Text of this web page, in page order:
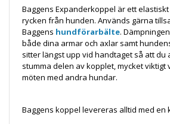
Baggens Expanderkoppel är ett
rycken från hunden. Används gärna
Baggens hundförarbälte.
både dina armar och axlar samt
sitter längst upp vid handtaget så att du
stumma delen av kopplet, mycket viktigt
möten med andra hundar.
Baggens koppel levereras alltid med en